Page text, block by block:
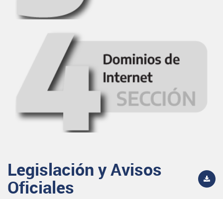
Legislación y Avisos
Oficiales